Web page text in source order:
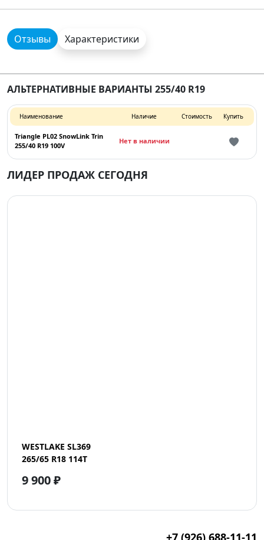
Отзывы Характеристики
АЛЬТЕРНАТИВНЫЕ ВАРИАНТЫ 255/40 R19
Наименование Наличие Стоимость Купить
Triangle PL02 SnowLink Trin
255/40 R19 100V
Нет в наличии
ЛИДЕР ПРОДАЖ СЕГОДНЯ
WESTLAKE SL369
265/65 R18 114T
9 900 ₽
+7 (926) 688-11-11